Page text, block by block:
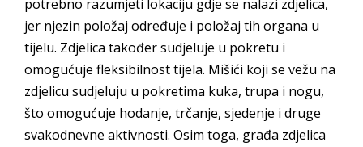
potrebno razumjeti lokaciju gdje se nalazi zdjelica,
jer njezin položaj određuje i položaj tih organa u
tijelu. Zdjelica također sudjeluje u pokretu i
omogućuje fleksibilnost tijela. Mišići koji se vežu na
zdjelicu sudjeluju u pokretima kuka, trupa i nogu,
što omogućuje hodanje, trčanje, sjedenje i druge
svakodnevne aktivnosti. Osim toga, građa zdjelica